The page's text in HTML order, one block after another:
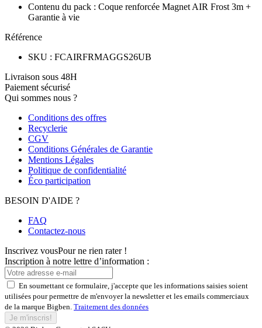
Contenu du pack : Coque renforcée Magnet AIR Frost 3m +
Garantie à vie
Référence
SKU : FCAIRFRMAGGS26UB
Livraison sous 48H
Paiement sécurisé
Qui sommes nous ?
Conditions des offres
Recyclerie
CGV
Conditions Générales de Garantie
Mentions Légales
Politique de confidentialité
Éco participation
BESOIN D'AIDE ?
FAQ
Contactez-nous
Inscrivez vousPour ne rien rater !
Inscription à notre lettre d’information :
En soumettant ce formulaire, j'accepte que les informations saisies soient
utilisées pour permettre de m'envoyer la newsletter et les emails commerciaux
de la marque Bigben. Traitement des données
Je m'inscris!